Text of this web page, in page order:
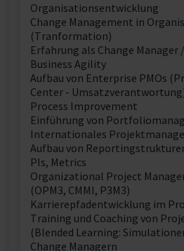
Organisationsentwicklung
Change Management in
(Tranformation)
Erfahrung als Change Manager
Business Agility
Aufbau von Enterprise PMOs
Center -
Process Improvement
Einführung von
Internationales
Aufbau von
PIs, Metrics
Organizational Project
(OPM3, CMMI, P3M3)
Karrierepfadentwicklung im
Training und Coaching von
(Blended Learning:
Change Managern